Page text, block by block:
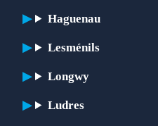
Haguenau
Lesménils
Longwy
Ludres